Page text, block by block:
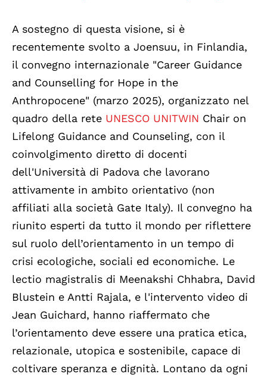
A sostegno di questa visione, si è
recentemente svolto a Joensuu, in Finlandia,
il convegno internazionale "Career Guidance
and Counselling for Hope in the
Anthropocene" (marzo 2025), organizzato nel
quadro della rete UNESCO UNITWIN Chair on
Lifelong Guidance and Counseling, con il
coinvolgimento diretto di docenti
dell'Università di Padova che lavorano
attivamente in ambito orientativo (non
affiliati alla società Gate Italy). Il convegno ha
riunito esperti da tutto il mondo per riflettere
sul ruolo dell’orientamento in un tempo di
crisi ecologiche, sociali ed economiche. Le
lectio magistralis di Meenakshi Chhabra, David
Blustein e Antti Rajala, e l'intervento video di
Jean Guichard, hanno riaffermato che
l’orientamento deve essere una pratica etica,
relazionale, utopica e sostenibile, capace di
coltivare speranza e dignità. Lontano da ogni